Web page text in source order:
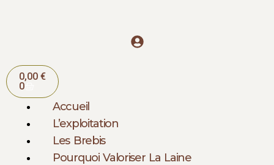
0,00 €
0
Panier
Accueil
L’exploitation
Les Brebis
Pourquoi Valoriser La Laine